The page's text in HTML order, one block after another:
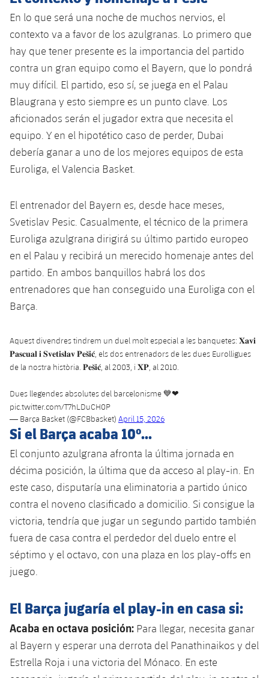
En lo que será una noche de muchos nervios, el
contexto va a favor de los azulgranas. Lo primero que
hay que tener presente es la importancia del partido
contra un gran equipo como el Bayern, que lo pondrá
muy difícil. El partido, eso sí, se juega en el Palau
Blaugrana y esto siempre es un punto clave. Los
aficionados serán el jugador extra que necesita el
equipo. Y en el hipotético caso de perder, Dubai
debería ganar a uno de los mejores equipos de esta
Euroliga, el Valencia Basket.
El entrenador del Bayern es, desde hace meses,
Svetislav Pesic. Casualmente, el técnico de la primera
Euroliga azulgrana dirigirá su último partido europeo
en el Palau y recibirá un merecido homenaje antes del
partido. En ambos banquillos habrá los dos
entrenadores que han conseguido una Euroliga con el
Barça.
Aquest divendres tindrem un duel molt especial a les banquetes: 𝐗𝐚𝐯𝐢
𝐏𝐚𝐬𝐜𝐮𝐚𝐥 𝐢 𝐒𝐯𝐞𝐭𝐢𝐬𝐥𝐚𝐯 𝐏𝐞𝐬̌𝐢𝐜́, els dos entrenadors de les dues Eurolligues
de la nostra història. 𝐏𝐞𝐬̌𝐢𝐜́, al 2003, i 𝐗𝐏, al 2010.
Dues llegendes absolutes del barcelonisme 💙❤
pic.twitter.com/T7hLDuCH0P
— Barça Basket (@FCBbasket) April 15, 2026
Si el Barça acaba 10º...
El conjunto azulgrana afronta la última jornada en
décima posición, la última que da acceso al play-in. En
este caso, disputaría una eliminatoria a partido único
contra el noveno clasificado a domicilio. Si consigue la
victoria, tendría que jugar un segundo partido también
fuera de casa contra el perdedor del duelo entre el
séptimo y el octavo, con una plaza en los play-offs en
juego.
El Barça jugaría el play-in en casa si:
Acaba en octava posición: Para llegar, necesita ganar
al Bayern y esperar una derrota del Panathinaikos y del
Estrella Roja i una victoria del Mónaco. En este